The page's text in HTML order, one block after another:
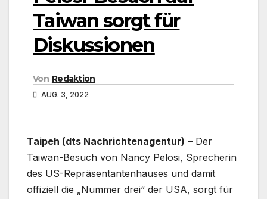
Taiwan sorgt für
Diskussionen
Von Redaktion
AUG. 3, 2022
Taipeh (dts Nachrichtenagentur) – Der
Taiwan-Besuch von Nancy Pelosi, Sprecherin
des US-Repräsentantenhauses und damit
offiziell die „Nummer drei“ der USA, sorgt für